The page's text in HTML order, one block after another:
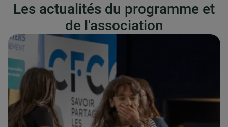
Les actualités du programme et
de l'association